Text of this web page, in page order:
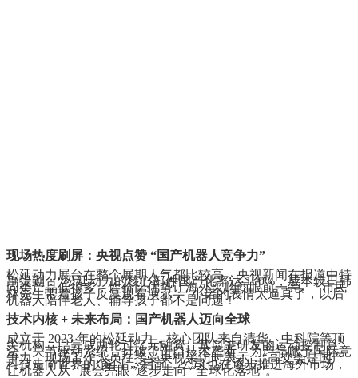
现场热度刷屏：央视点赞 “国产机器人竞争力”
松延动力展台在整个展期人气都比较高，央视新闻在报道中特
别提到：“松延动力的核心部件国产化率达 100%，成本较日韩
同类产品低很多，性价比优势让海外采购商眼前一亮。” 市民
林先生带着孩子反复观看演示：“小诺的表情太逼真了，以后
机器人陪伴老人、辅导孩子都不是问题！”
技术内核 + 未来布局：国产机器人迈向全球
成立于 2023 年的松延动力，核心团队来自清华、中科院等顶
尖机构，已完成两轮过亿元融资。其自主研发的运动控制算
法、关节驱动系统，打破了进口技术垄断，为产品赋予国际竞
争力。现场工作人员在接受央视采访时表示：“高交会是国产
科技走向世界的‘窗口’，目前，公司也在逐步推进海外市场，
让机器人从 “展会亮眼”逐步走向 “全球化落地”。